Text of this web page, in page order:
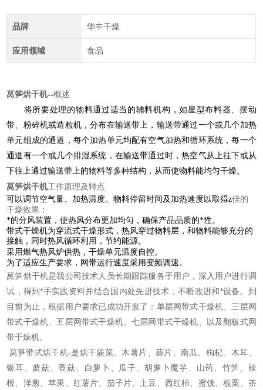
品牌 华丰干燥
应用领域 食品
莴笋烘干机--概述
将所要处理的物料通过适当的辅料机构，如星型布料器、摆动
带、粉碎机或造粒机，分布在输送带上，输送带通过一个或几个加热
单元组成的通道，每个加热单元均配有空气加热和循环系统，每一个
通道有一个或几个排湿系统，在输送带通过时，热空气从上往下或从
下往上通过输送带上的物料等多种结构，从而使物料能均匀干燥。
莴笋烘干机工作原理及特点
可以调节空气量、加热温度、物料停留时间及加热速度以取得z佳的
干燥效果；
*的分风装置，使热风分布更加均匀，确保产品品质的*性。
带式干燥机为穿流式干燥形式，热风穿过物料层，和物料能够充分的
接触，同时热风循环利用，节约能源。
采用燃气热风炉供热，干燥单元温度自控。
为了适应生产要求，网带运行速度采用变频调速。
莴笋烘干机是我公司技术人员长期跟踪服务于用户，深入用户进行调
试，得到*手实践资料并结合国内处先进技术，不断改进和*设备。到
目前为止，根据用户要求已成功开发了：单层网带式干燥机、三层网
带式干燥机、五层网带式干燥机、七层网带式干燥机、以及翻板式网
带干燥机。
莴笋带式烘干机-是烘干蕨菜、木薯片、蒜片、南瓜、枸杞、木耳、
银耳、蘑菇、香菇、白萝卜、瓜子、胡萝卜魔芋、山药、竹笋、辣
根、洋葱、苹果、红薯片、茄子片、土豆、西红柿、蜜饯、板栗、茶